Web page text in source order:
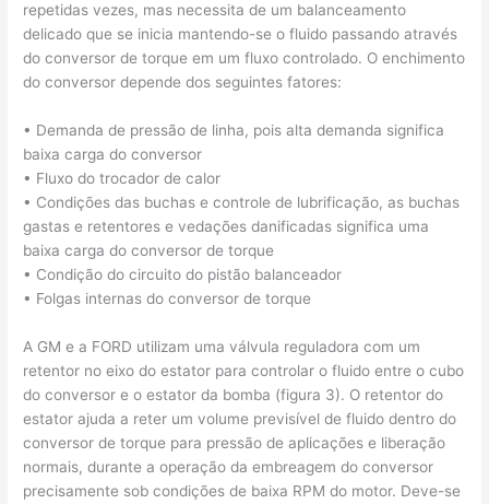
repetidas vezes, mas necessita de um balanceamento
delicado que se inicia mantendo-se o fluido passando através
do conversor de torque em um fluxo controlado. O enchimento
do conversor depende dos seguintes fatores:
• Demanda de pressão de linha, pois alta demanda significa
baixa carga do conversor
• Fluxo do trocador de calor
• Condições das buchas e controle de lubrificação, as buchas
gastas e retentores e vedações danificadas significa uma
baixa carga do conversor de torque
• Condição do circuito do pistão balanceador
• Folgas internas do conversor de torque
A GM e a FORD utilizam uma válvula reguladora com um
retentor no eixo do estator para controlar o fluido entre o cubo
do conversor e o estator da bomba (figura 3). O retentor do
estator ajuda a reter um volume previsível de fluido dentro do
conversor de torque para pressão de aplicações e liberação
normais, durante a operação da embreagem do conversor
precisamente sob condições de baixa RPM do motor. Deve-se